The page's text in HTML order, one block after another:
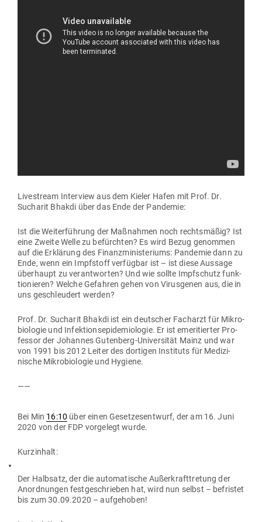
Live­stream Interview aus dem Kieler Hafen mit Prof. Dr.
Sucharit Bhakdi über das Ende der Pandemie:
Ist die Wei­ter­führung der Maß­nahmen noch rechts­mäßig? Ist
eine Zweite Welle zu befürchten? Es wird Bezug genommen
auf die Erklärung des Finanz­mi­nis­te­riums: Pan­demie dann zu
Ende, wenn ein Impf­stoff ver­fügbar ist – ist diese Aussage
über­haupt zu ver­ant­worten? Und wie sollte Impf­schutz funk­
tio­nieren? Welche Gefahren gehen von Virus­genen aus, die in
uns geschleudert werden?
Prof. Dr. Sucharit Bhakdi ist ein deut­scher Facharzt für Mikro­
bio­logie und Infek­ti­ons­epi­de­mio­logie. Er ist eme­ri­tierter Pro­
fessor der Johannes Gutenberg-Uni­ver­sität Mainz und war
von 1991 bis 2012 Leiter des dor­tigen Instituts für Medi­zi­
nische Mikro­bio­logie und Hygiene.
——
Bei Min 16:10 über einen Geset­zes­entwurf, der am 16. Juni
2020 von der FDP vor­gelegt wurde.
Kurz­inhalt:
Der Halbsatz, der die auto­ma­tische Außer­kraft­tretung der
Anord­nungen fest­ge­schrieben hat, wird nun selbst – befristet
bis zum 30.09.2020 – aufgehoben!